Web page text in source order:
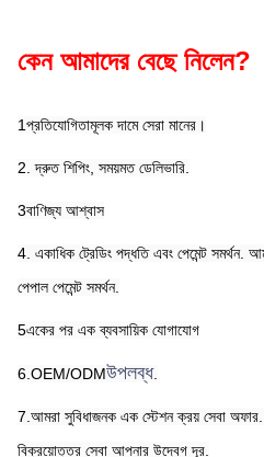
কেন আমাদের বেছে নিলেন?
1প্রতিযোগিতামূলক দামে সেরা মানের।
2. দ্রুত শিপিং, সময়মত ডেলিভারি.
3বাণিজ্য আশ্বাস
4. একাধিক ট্রেডিং পদ্ধতি এবং পেমেন্ট সমর্থন.
পেপাল পেমেন্ট সমর্থন.
5একের পর এক ব্যবসায়িক যোগাযোগ
6.OEM/ODMউপলব্ধ.
7.আমরা সুবিধাজনক এক স্টেশন ক্রয় সেবা অফার.
বিক্রয়োত্তর সেবা আপনার উদ্বেগ দূর.